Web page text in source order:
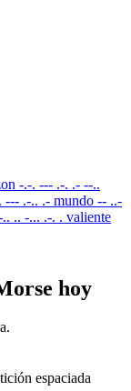
-.-. --- .-. .- --..
--- .-.. .- mundo -- ..-
.. .. -... .-. . valiente
hoy
espaciada